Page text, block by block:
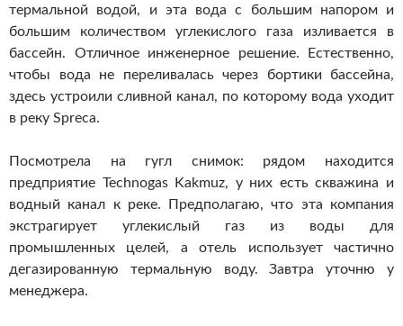
термальной водой, и эта вода с большим напором и
большим количеством углекислого газа изливается в
бассейн. Отличное инженерное решение. Естественно,
чтобы вода не переливалась через бортики бассейна,
здесь устроили сливной канал, по которому вода уходит
в реку Spreca.
Посмотрела на гугл снимок: рядом находится
предприятие Technogas Kakmuz, у них есть скважина и
водный канал к реке. Предполагаю, что эта компания
экстрагирует углекислый газ из воды для
промышленных целей, а отель использует частично
дегазированную термальную воду. Завтра уточню у
менеджера.